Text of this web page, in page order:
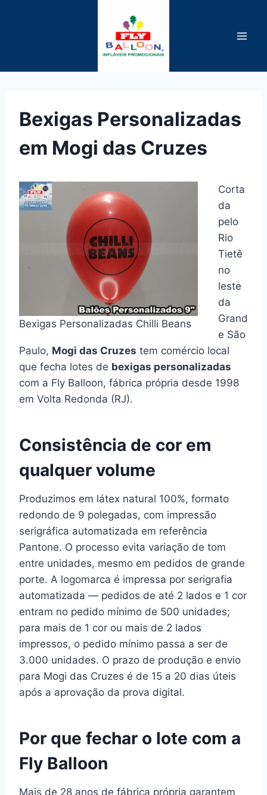
Bexigas Personalizadas
em Mogi das Cruzes
Bexigas Personalizadas Chilli Beans
Corta
da
pelo
Rio
Tietê
no
leste
da
Grand
e São
Paulo, Mogi das Cruzes tem comércio local
que fecha lotes de bexigas personalizadas
com a Fly Balloon, fábrica própria desde 1998
em Volta Redonda (RJ).
Consistência de cor em
qualquer volume
Produzimos em látex natural 100%, formato
redondo de 9 polegadas, com impressão
serigráfica automatizada em referência
Pantone. O processo evita variação de tom
entre unidades, mesmo em pedidos de grande
porte. A logomarca é impressa por serigrafia
automatizada — pedidos de até 2 lados e 1 cor
entram no pedido mínimo de 500 unidades;
para mais de 1 cor ou mais de 2 lados
impressos, o pedido mínimo passa a ser de
3.000 unidades. O prazo de produção e envio
para Mogi das Cruzes é de 15 a 20 dias úteis
após a aprovação da prova digital.
Por que fechar o lote com a
Fly Balloon
Mais de 28 anos de fábrica própria garantem